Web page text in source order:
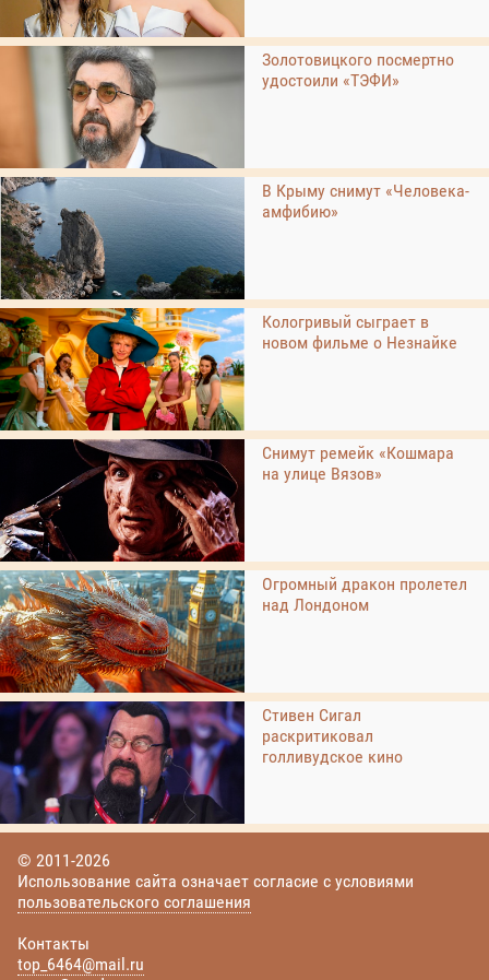
Золотовицкого посмертно
удостоили «ТЭФИ»
В Крыму снимут «Человека-
амфибию»
Кологривый сыграет в
новом фильме о Незнайке
Снимут ремейк «Кошмара
на улице Вязов»
Огромный дракон пролетел
над Лондоном
Стивен Сигал
раскритиковал
голливудское кино
© 2011-2026
Использование сайта означает согласие с условиями
пользовательского соглашения
Контакты
top_6464@mail.ru